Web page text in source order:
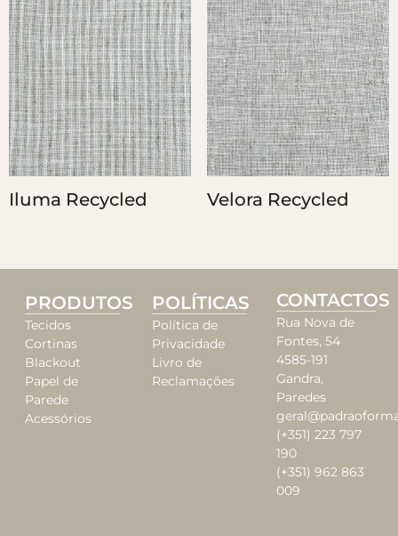
Iluma Recycled Velora Recycled
PRODUTOS
Tecidos
Cortinas
Blackout
Papel de
Parede
Acessórios
POLÍTICAS
Política de
Privacidade
Livro de
Reclamações
CONTACTOS
Rua Nova de
Fontes, 54
4585-191
Gandra,
Paredes
(+351) 223 797
190
(+351) 962 863
009